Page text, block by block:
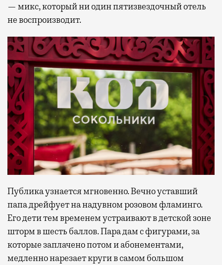
— микс, который ни один пятизвездочный отель
не воспроизводит.
Публика узнается мгновенно. Вечно уставший
папа дрейфует на надувном розовом фламинго.
Его дети тем временем устраивают в детской зоне
шторм в шесть баллов. Пара дам с фигурами, за
которые заплачено потом и абонементами,
медленно нарезает круги в самом большом